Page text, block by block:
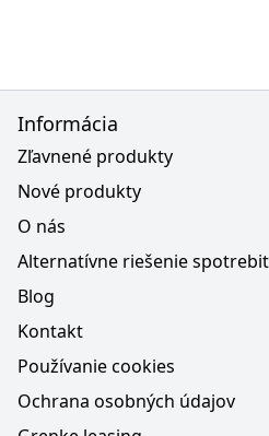
Informácia
Zľavnené produkty
Nové produkty
O nás
Alternatívne riešenie
Blog
Kontakt
Používanie cookies
Ochrana osobných údajov